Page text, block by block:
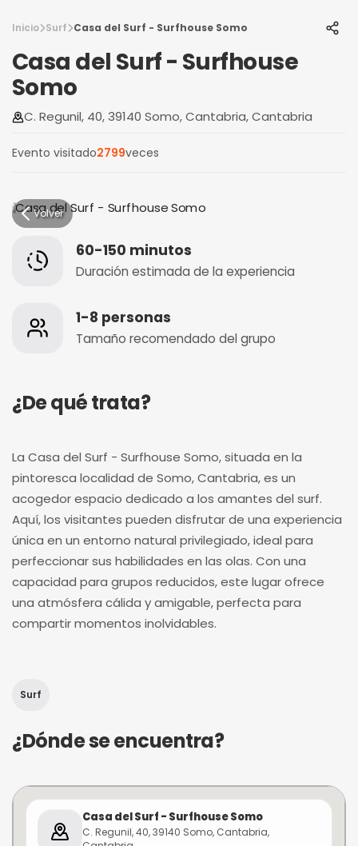
Inicio Surf Casa del Surf - Surfhouse Somo
Casa del Surf - Surfhouse
Somo
C. Regunil, 40, 39140 Somo, Cantabria, Cantabria
Evento visitado2799veces
Volver
60-150 minutos
Duración estimada de la experiencia
1-8 personas
Tamaño recomendado del grupo
¿De qué trata?
La Casa del Surf - Surfhouse Somo, situada en la
pintoresca localidad de Somo, Cantabria, es un
acogedor espacio dedicado a los amantes del surf.
Aquí, los visitantes pueden disfrutar de una experiencia
única en un entorno natural privilegiado, ideal para
perfeccionar sus habilidades en las olas. Con una
capacidad para grupos reducidos, este lugar ofrece
una atmósfera cálida y amigable, perfecta para
compartir momentos inolvidables.
Surf
¿Dónde se encuentra?
Casa del Surf - Surfhouse Somo
C. Regunil, 40, 39140 Somo, Cantabria,